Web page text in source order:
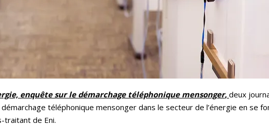
enquête sur le démarchage téléphonique mensonger, deux
téléphonique mensonger dans le secteur de l’énergie en se
traitant de Eni.